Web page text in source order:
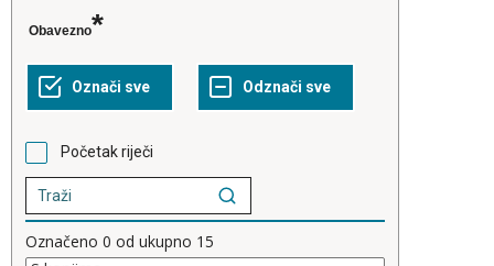
Obavezno
Početak riječi
Označeno 0 od ukupno 15